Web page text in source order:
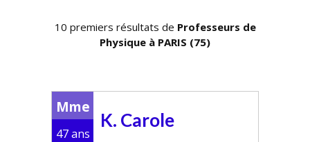
10 premiers résultats de Professeurs de
Physique à PARIS (75)
Mme
47 ans
K. Carole